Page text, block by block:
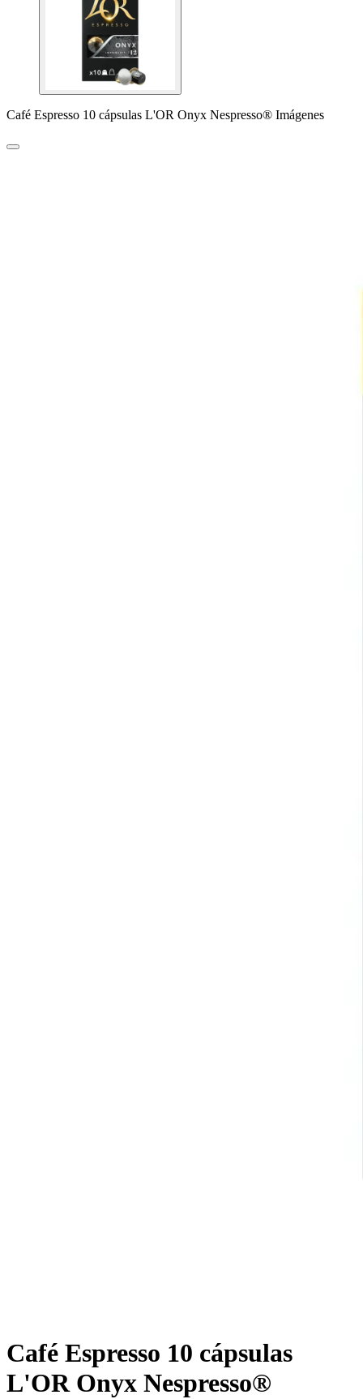
Café Espresso 10 cápsulas L'OR Onyx Nespresso® Imágenes
Café Espresso 10 cápsulas
L'OR Onyx Nespresso®